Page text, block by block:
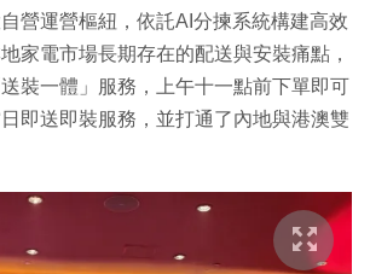
營運營樞紐，依託AI分揀系統構建高效
家電市場長期存在的配送與安裝痛點，
裝一體」服務，上午十一點前下單即可
即送即裝服務，並打通了內地與港澳雙